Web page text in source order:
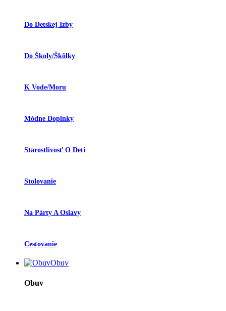
Do Detskej Izby
Do Školy/škôlky
K Vode/moru
Módne Doplnky
Starostlivosť O Deti
Stolovanie
Na Párty A Oslavy
Cestovanie
Obuv
Obuv